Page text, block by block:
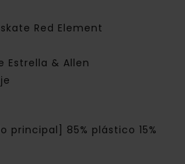
Red Element
Estrella & Allen
principal] 85% plástico 15%